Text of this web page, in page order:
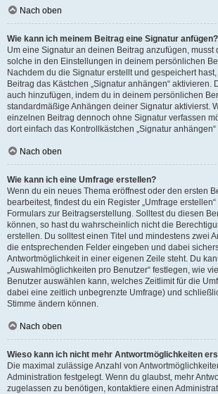
Nach oben
Wie kann ich meinem Beitrag eine Signatur anfügen?
Um eine Signatur an deinen Beitrag anzufügen, musst
solche in den Einstellungen in deinem persönlichen
Nachdem du die Signatur erstellt und gespeichert
Beitrag das Kästchen „Signatur anhängen“ aktivieren.
auch hinzufügen, indem du in deinem persönlichen
standardmäßige Anhängen deiner Signatur aktivierst.
einzelnen Beitrag dennoch ohne Signatur verfassen
dort einfach das Kontrollkästchen „Signatur
Nach oben
Wie kann ich eine Umfrage erstellen?
Wenn du ein neues Thema eröffnest oder den ersten
bearbeitest, findest du ein Register „Umfrage
Formulars zur Beitragserstellung. Solltest du diesen
können, so hast du wahrscheinlich nicht die
erstellen. Du solltest einen Titel und mindestens zwei
die entsprechenden Felder eingeben und dabei
Antwortmöglichkeit in einer eigenen Zeile steht. Du
„Auswahlmöglichkeiten pro Benutzer“ festlegen, wie
Benutzer auswählen kann, welches Zeitlimit für die
dabei eine zeitlich unbegrenzte Umfrage) und
Stimme ändern können.
Nach oben
Wieso kann ich nicht mehr Antwortmöglichkeiten
Die maximal zulässige Anzahl von
Administration festgelegt. Wenn du glaubst, mehr
zugelassen zu benötigen, kontaktiere einen